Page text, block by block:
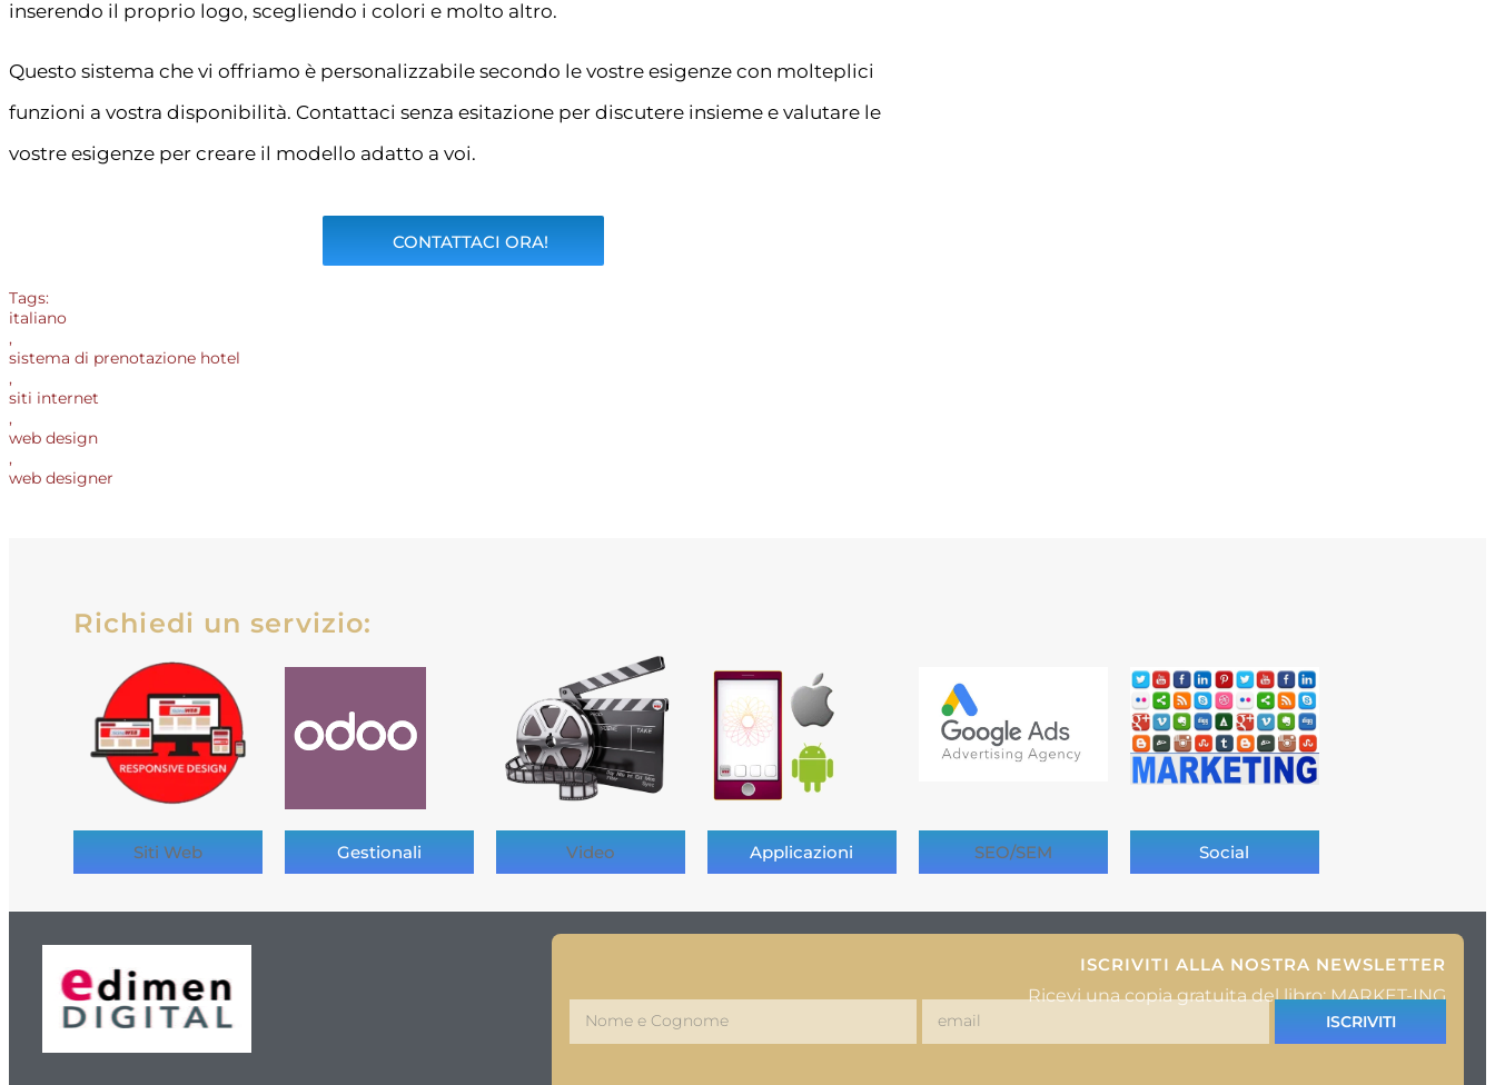
inserendo il proprio logo, scegliendo i colori e molto altro.
Questo sistema che vi offriamo è personalizzabile secondo le vostre esigenze con molteplici
funzioni a vostra disponibilità. Contattaci senza esitazione per discutere insieme e valutare le
vostre esigenze per creare il modello adatto a voi.
CONTATTACI ORA!
Tags:
italiano
,
sistema di prenotazione hotel
,
siti internet
,
web design
,
web designer
Richiedi un servizio:
Siti Web Gestionali Video Applicazioni SEO/SEM Social
ISCRIVITI ALLA NOSTRA NEWSLETTER
Ricevi una copia gratuita del libro: MARKET-ING
ISCRIVITI